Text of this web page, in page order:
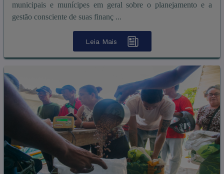
municipais e munícipes em geral sobre o planejamento e a
gestão consciente de suas finanç ...
Leia Mais